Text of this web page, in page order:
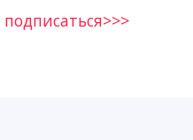
подписаться>>>